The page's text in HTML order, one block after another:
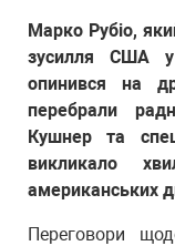
Марко Рубіо,
зусилля США у
опинився на
перебрали
Кушнер та
викликало
американських
Переговори